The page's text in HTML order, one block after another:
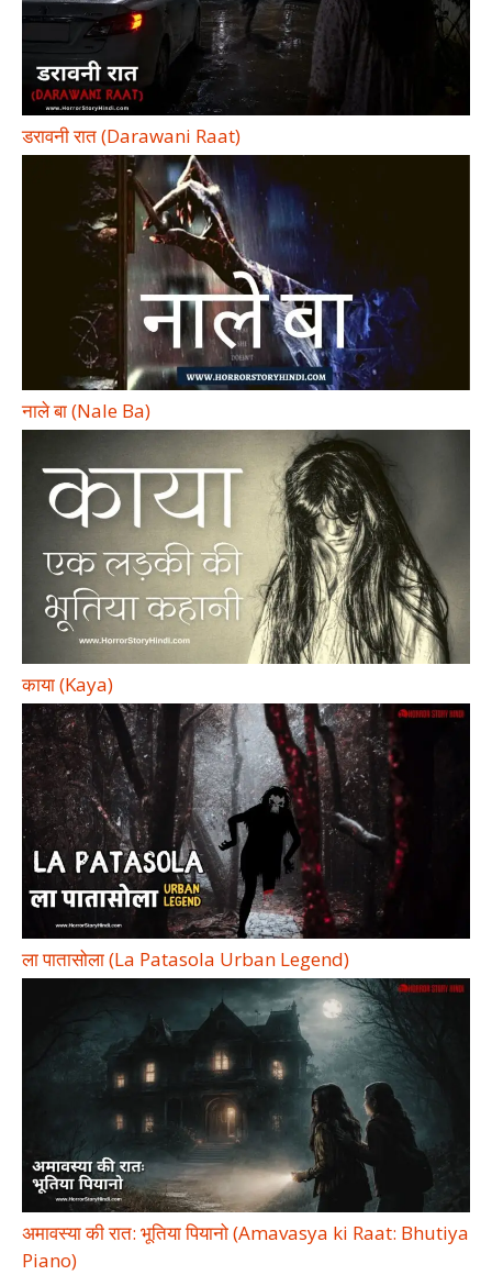
डरावनी रात (Darawani Raat)
नाले बा (Nale Ba)
काया (Kaya)
ला पातासोला (La Patasola Urban Legend)
अमावस्या की रात: भूतिया पियानो (Amavasya ki Raat: Bhutiya
Piano)